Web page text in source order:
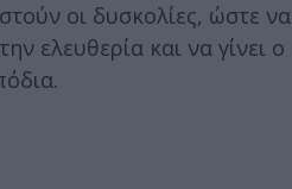
οι δυσκολίες, ώστε να
ελευθερία και να γίνει ο